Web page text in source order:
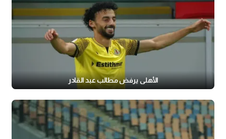
الأهلي يرفض مطالب عبد القادر